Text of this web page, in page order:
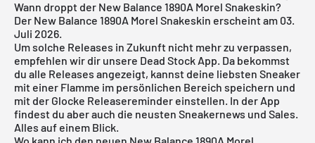
Wann droppt der New Balance 1890A Morel Snakeskin?
Der New Balance 1890A Morel Snakeskin erscheint am 03.
Juli 2026.
Um solche Releases in Zukunft nicht mehr zu verpassen,
empfehlen wir dir unsere Dead Stock App. Da bekommst
du alle Releases angezeigt, kannst deine liebsten Sneaker
mit einer Flamme im persönlichen Bereich speichern und
mit der Glocke Releasereminder einstellen. In der App
findest du aber auch die neusten Sneakernews und Sales.
Alles auf einem Blick.